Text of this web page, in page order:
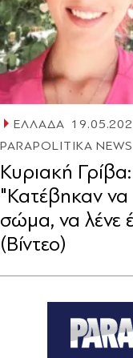
ΕΛΛΑΔΑ
PARAPOLITIKA
Κυριακή
"Κατέβηκαν να
σώμα, να λένε
(Βίντεο)